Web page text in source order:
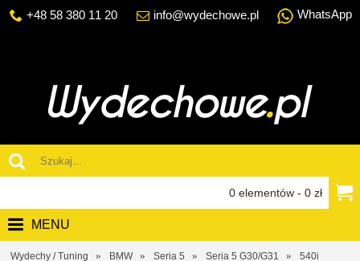
+48 58 380 11 20 info@wydechowe.pl WhatsApp
0 elementów - 0 zł
MENU
Wydechy / Tuning BMW Seria 5 Seria 5 G30/G31 540i